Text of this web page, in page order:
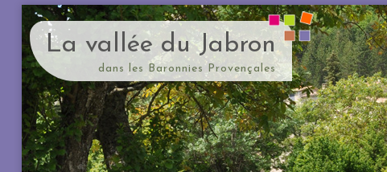
La vallée du Jabron
dans les Baronnies Provençales